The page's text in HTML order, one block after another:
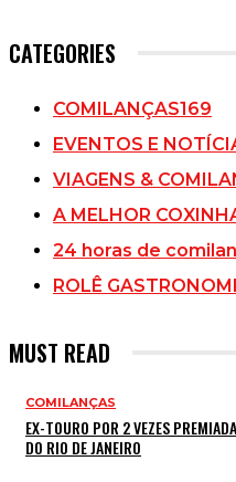
CATEGORIES
COMILANÇAS169
EVENTOS E
VIAGENS &
A MELHOR
24 horas de
ROLÊ
MUST READ
COMILANÇAS
EX-TOURO POR 2 VEZES
DO RIO DE JANEIRO